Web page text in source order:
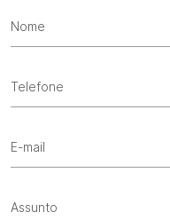
Nome
Telefone
E-mail
Assunto